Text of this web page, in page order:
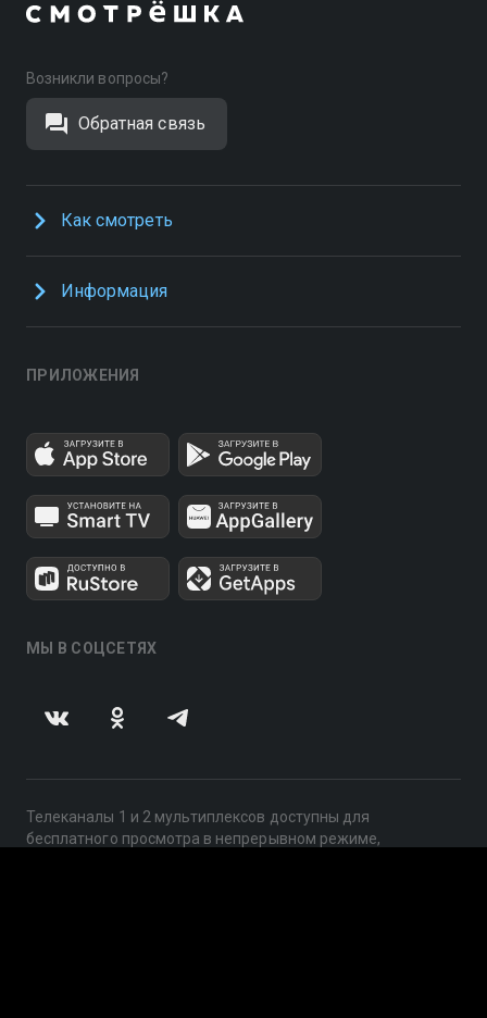
Возникли вопросы?
Обратная связь
Как смотреть
Информация
ПРИЛОЖЕНИЯ
МЫ В СОЦСЕТЯХ
Телеканалы 1 и 2 мультиплексов доступны для
бесплатного просмотра в непрерывном режиме,